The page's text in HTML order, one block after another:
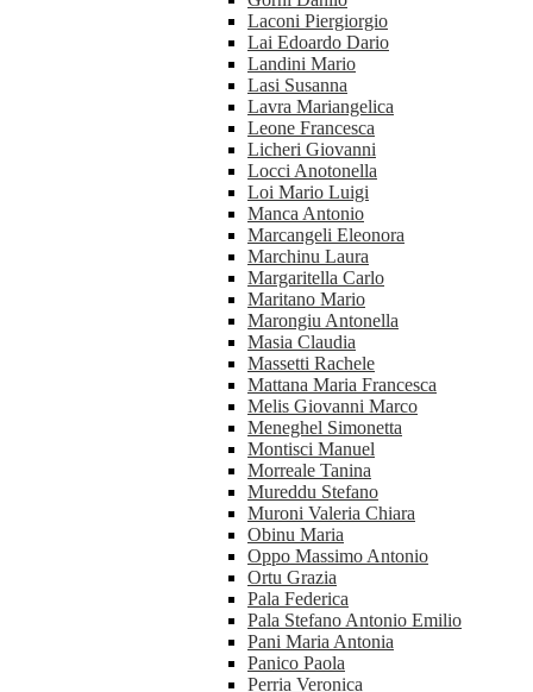
Laconi Piergiorgio
Lai Edoardo Dario
Landini Mario
Lasi Susanna
Lavra Mariangelica
Leone Francesca
Licheri Giovanni
Locci Anotonella
Loi Mario Luigi
Manca Antonio
Marcangeli Eleonora
Marchinu Laura
Margaritella Carlo
Maritano Mario
Marongiu Antonella
Masia Claudia
Massetti Rachele
Mattana Maria Francesca
Melis Giovanni Marco
Meneghel Simonetta
Montisci Manuel
Morreale Tanina
Mureddu Stefano
Muroni Valeria Chiara
Obinu Maria
Oppo Massimo Antonio
Ortu Grazia
Pala Federica
Pala Stefano Antonio Emilio
Pani Maria Antonia
Panico Paola
Perria Veronica